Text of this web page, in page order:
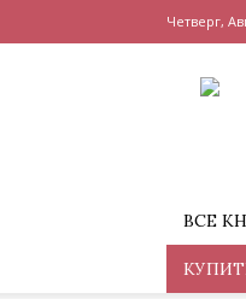
Четверг,
ВСЕ